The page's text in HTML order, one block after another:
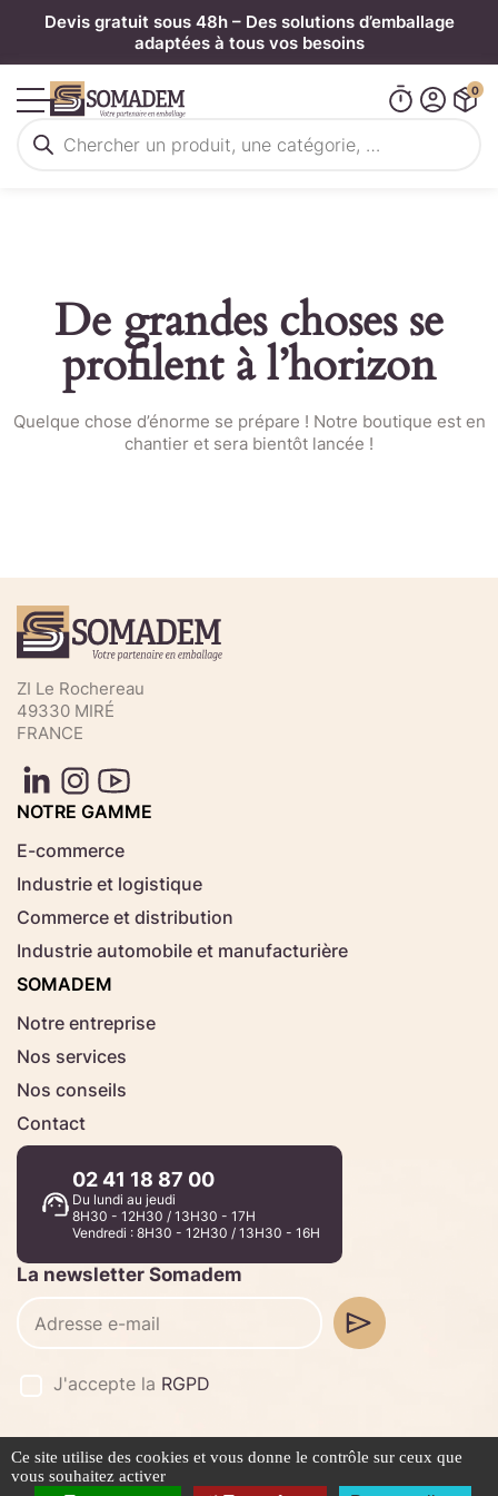
Devis gratuit sous 48h – Des solutions d’emballage
adaptées à tous vos besoins
de
0
De grandes choses se
profilent à l’horizon
Quelque chose d’énorme se prépare ! Notre boutique est en
chantier et sera bientôt lancée !
commande rapide
Aucun fichier
Télécharger
ZI Le Rochereau
49330 MIRÉ
FRANCE
NOTRE GAMME
E-commerce
Industrie et logistique
Commerce et distribution
Industrie automobile et manufacturière
SOMADEM
Notre entreprise
Nos services
Nos conseils
Contact
02 41 18 87 00
Du lundi au jeudi
8H30 - 12H30 / 13H30 - 17H
Vendredi : 8H30 - 12H30 / 13H30 - 16H
La newsletter Somadem
J'accepte la RGPD
©2026 -Stafe.fr
Mentions légales
Politique de confidentialité
Panneau de gestion des cookies
Ce site utilise des cookies et vous donne le contrôle sur ceux que
vous souhaitez activer